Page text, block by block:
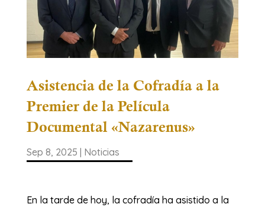
Asistencia de la Cofradía a la
Premier de la Película
Documental «Nazarenus»
Sep 8, 2025 Noticias
En la tarde de hoy, la cofradía ha asistido a la